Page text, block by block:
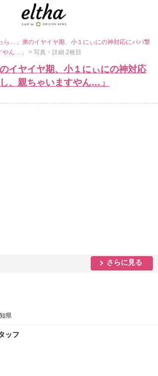
ら…」弟のイヤイヤ期、小１にぃにの神対応にパパ撃
やん…」> 写真・詳細 2枚目
イヤイヤ期、小１にぃにの神対応
、親ちゃいますやん…」
さらに見る
県
ッフ